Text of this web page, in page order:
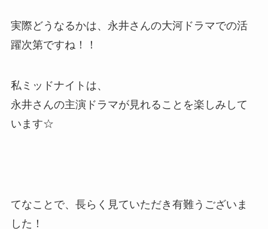
実際どうなるかは、永井さんの大河ドラマでの活
躍次第ですね！！
私ミッドナイトは、
永井さんの主演ドラマが見れることを楽しみして
います☆
てなことで、長らく見ていただき有難うございま
した！